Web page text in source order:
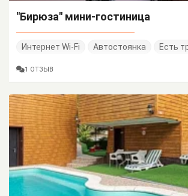
"Бирюза" мини-гостиница
Интернет Wi-Fi Автостоянка Есть
1 ОТЗЫВ